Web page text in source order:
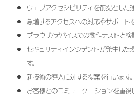
ウェブアクセシビリティを前提とした
急増するアクセスへの対応やサポート
ブラウザ/デバイスでの動作テストと検
セキュリティインシデントが発生し
す。
新技術の導入に対する提案を行います。
お客様とのコミュニケーションを重